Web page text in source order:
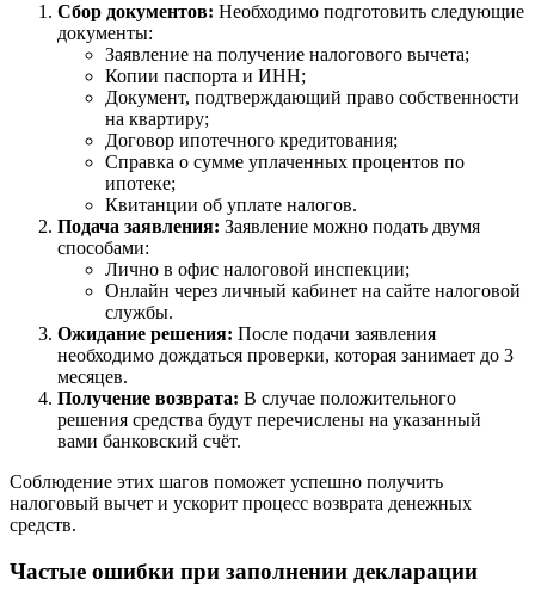
Сбор документов: Необходимо подготовить следующие
документы:
Заявление на получение налогового вычета;
Копии паспорта и ИНН;
Документ, подтверждающий право собственности
на квартиру;
Договор ипотечного кредитования;
Справка о сумме уплаченных процентов по
ипотеке;
Квитанции об уплате налогов.
Подача заявления: Заявление можно подать двумя
способами:
Лично в офис налоговой инспекции;
Онлайн через личный кабинет на сайте налоговой
службы.
Ожидание решения: После подачи заявления
необходимо дождаться проверки, которая занимает до 3
месяцев.
Получение возврата: В случае положительного
решения средства будут перечислены на указанный
вами банковский счёт.
Соблюдение этих шагов поможет успешно получить
налоговый вычет и ускорит процесс возврата денежных
средств.
Частые ошибки при заполнении декларации